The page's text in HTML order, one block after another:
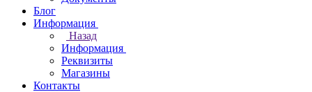
Блог
Информация
Назад
Информация
Реквизиты
Магазины
Контакты